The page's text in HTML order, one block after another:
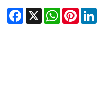
Facebook
X WhatsApp